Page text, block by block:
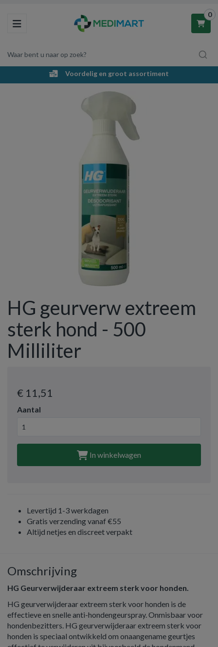
Toggle navigation
Waar bent u naar op zoek?
0
Winkelwagen
Uw winkelwagen is leeg.
Vul hem met producten.
en groot assortiment
HG geurverw extreem
sterk hond - 500
Milliliter
€ 11,51
Aantal
In winkelwagen
Levertijd 1-3 werkdagen
Gratis verzending vanaf €55
Altijd netjes en discreet verpakt
Omschrijving
HG Geurverwijderaar extreem sterk voor honden.
HG geurverwijderaar extreem sterk voor honden is de
effectieve en snelle anti-hondengeurspray. Onmisbaar voor
hondenbezitters. HG geurverwijderaar extreem sterk voor
honden is speciaal ontwikkeld om onaangename geurtjes